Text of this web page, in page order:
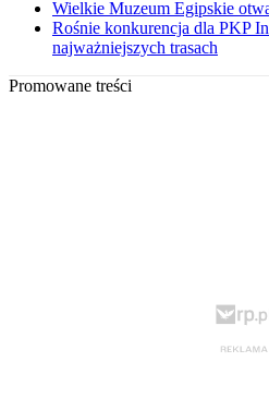
Wielkie Muzeum Egipskie
Rośnie konkurencja dla PKP
najważniejszych trasach
Promowane treści